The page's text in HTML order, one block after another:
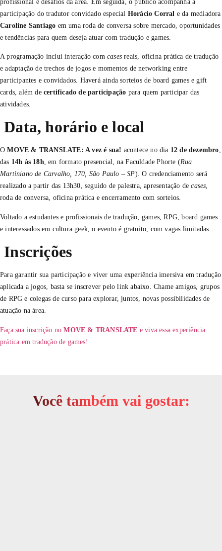
profissional e desafios da área. Em seguida, o público acompanha a
participação do tradutor convidado especial Horácio Corral e da mediadora
Caroline Santiago em uma roda de conversa sobre mercado, oportunidades
e tendências para quem deseja atuar com tradução e games.
A programação inclui interação com cases reais, oficina prática de tradução
e adaptação de trechos de jogos e momentos de networking entre
participantes e convidados. Haverá ainda sorteios de board games e gift
cards, além de certificado de participação para quem participar das
atividades.
Data, horário e local
OMOVE & TRANSLATE: A vez é sua! acontece no dia 12 de dezembro,
das 14h às 18h, em formato presencial, na Faculdade Phorte (Rua
Martiniano de Carvalho, 170, São Paulo – SP). O credenciamento será
realizado a partir das 13h30, seguido de palestra, apresentação decases,
roda de conversa, oficina prática e encerramento com sorteios.
Voltado a estudantes e profissionais de tradução, games, RPG, board games
e interessados em cultura geek, o evento é gratuito, com vagas limitadas.
Inscrições
Para garantir sua participação e viver uma experiência imersiva em tradução
aplicada a jogos, basta se inscrever pelo link abaixo. Chame amigos, grupos
de RPG e colegas de curso para explorar, juntos, novas possibilidades de
atuação na área.
Faça sua inscrição noMOVE & TRANSLATE e viva essa experiência
prática em tradução de games!
Você também vai gostar: